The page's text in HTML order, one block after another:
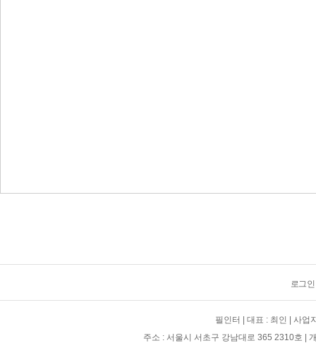
로그인
필인터 | 대표 : 최인 | 사
주소 : 서울시 서초구 강남대로 365 2310호 |